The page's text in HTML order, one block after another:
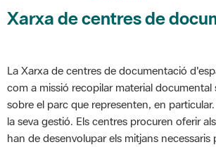
Xarxa de centres de
La Xarxa de centres de documentació
com a missió recopilar material
sobre el parc que representen, en
la seva gestió. Els centres procuren oferir
han de desenvolupar els mitjans